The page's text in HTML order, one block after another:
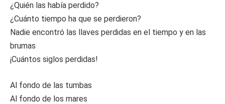
¿Quién las había perdido?
¿Cuánto tiempo ha que se perdieron?
Nadie encontró las llaves perdidas en el tiempo y en las
brumas
¡Cuántos siglos perdidas!
Al fondo de las tumbas
Al fondo de los mares